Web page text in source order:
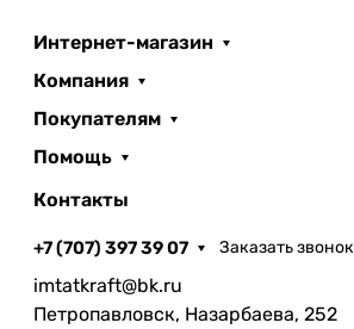
Интернет-магазин
Компания
Покупателям
Помощь
Контакты
+7 (707) 397 39 07 Заказать звонок
imtatkraft@bk.ru
Петропавловск, Назарбаева, 252